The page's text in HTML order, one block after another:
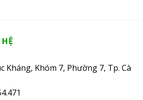
Kháng, Khóm 7, Phường 7, Tp. Cà